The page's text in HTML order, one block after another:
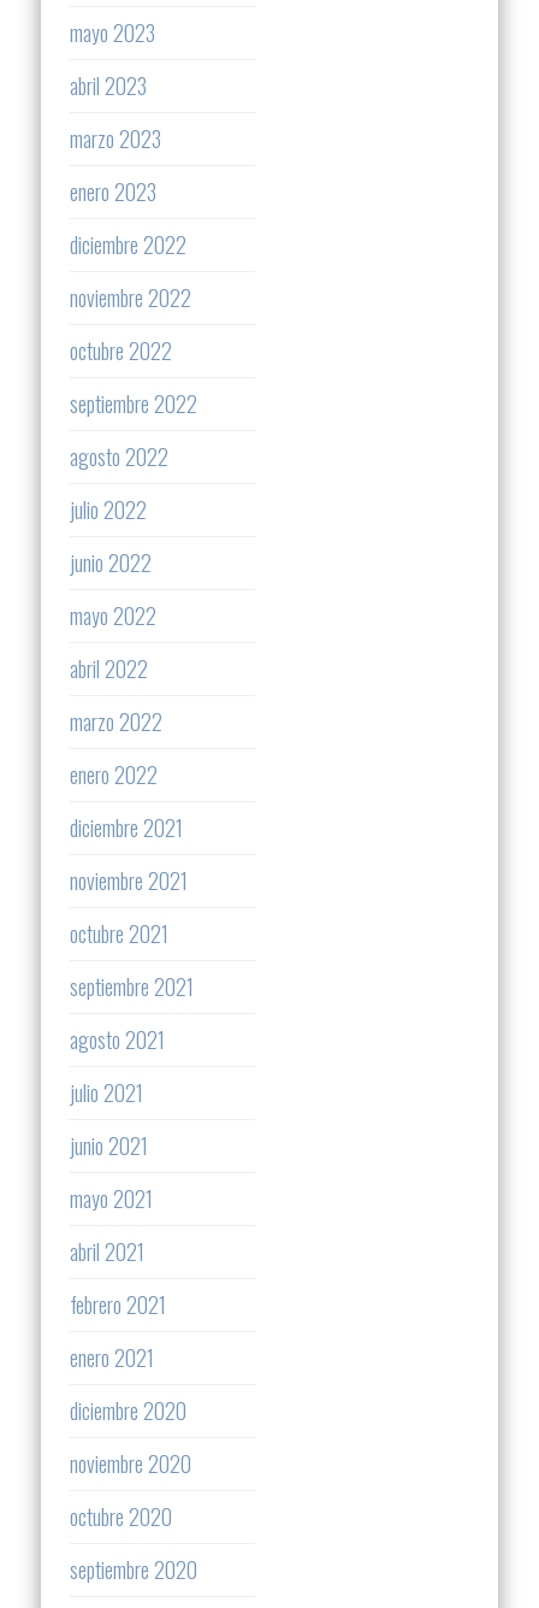
mayo 2023
abril 2023
marzo 2023
enero 2023
diciembre 2022
noviembre 2022
octubre 2022
septiembre 2022
agosto 2022
julio 2022
junio 2022
mayo 2022
abril 2022
marzo 2022
enero 2022
diciembre 2021
noviembre 2021
octubre 2021
septiembre 2021
agosto 2021
julio 2021
junio 2021
mayo 2021
abril 2021
febrero 2021
enero 2021
diciembre 2020
noviembre 2020
octubre 2020
septiembre 2020